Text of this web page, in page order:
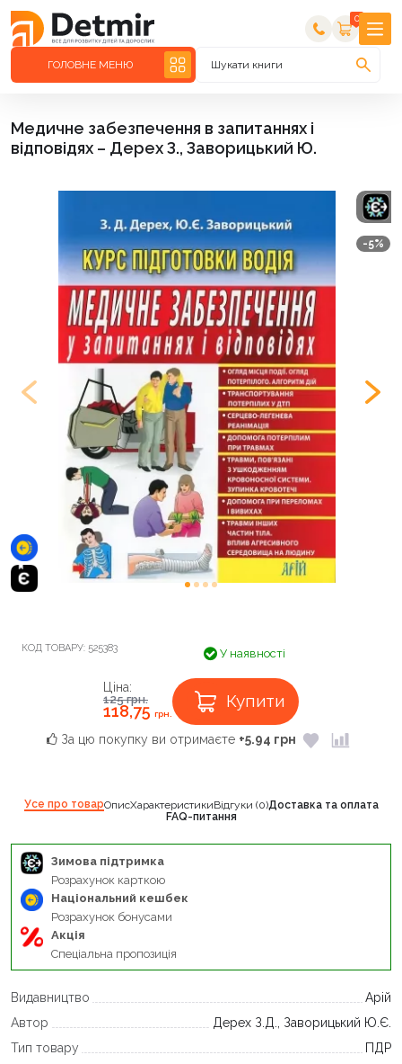
0
ГОЛОВНЕ МЕНЮ Шукати книги
Медичне забезпечення в запитаннях і
відповідях – Дерех З., Заворицький Ю.
-5%
КОД ТОВАРУ: 525383 У наявності
Ціна:
125грн.
118,75 грн.
Купити
За цю покупку ви отримаєте +5.94 грн
Усе про товарОписХарактеристикиВідгуки (0)Доставка та оплата
FAQ-питання
Зимова підтримка
Розрахунок карткою
Національний кешбек
Розрахунок бонусами
Акція
Спеціальна пропозиція
Видавництво
Арій
Автор
Дерех З.Д., Заворицький Ю.Є.
Тип товару
ПДР